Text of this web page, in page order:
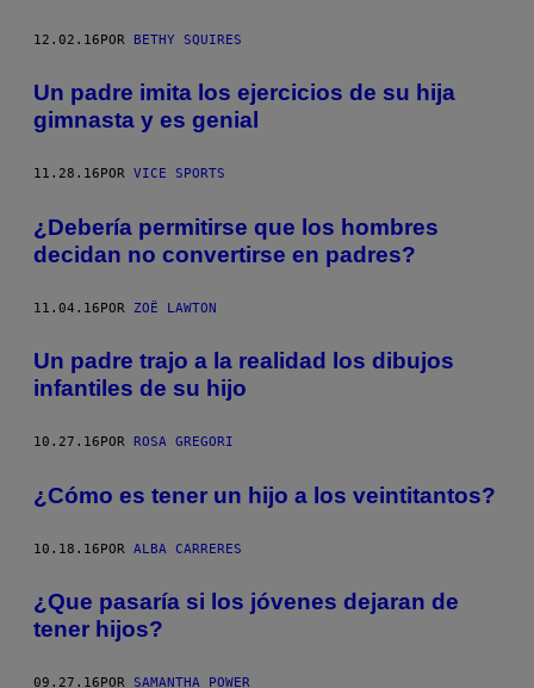
12.02.16POR BETHY SQUIRES
Un padre imita los ejercicios de su hija
gimnasta y es genial
11.28.16 POR VICE SPORTS
¿Debería permitirse que los hombres
decidan no convertirse en padres?
11.04.16POR ZOË LAWTON
Un padre trajo a la realidad los dibujos
infantiles de su hijo
10.27.16 POR ROSA GREGORI
¿Cómo es tener un hijo a los veintitantos?
10.18.16POR ALBA CARRERES
¿Que pasaría si los jóvenes dejaran de
tener hijos?
09.27.16 POR SAMANTHA POWER